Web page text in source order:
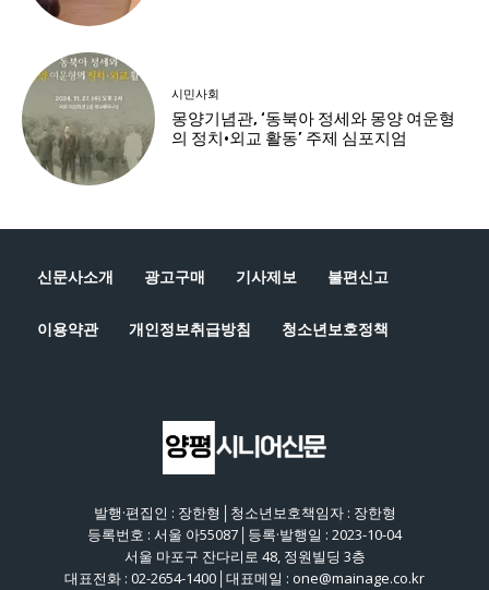
신문사소개 광고구매 기사제보 불편신고
이용약관 개인정보취급방침 청소년보호정책
발행·편집인 : 장한형│청소년보호책임자 : 장한형
등록번호 : 서울 아55087│등록·발행일 : 2023-10-04
서울 마포구 잔다리로 48, 정원빌딩 3층
대표전화 : 02-2654-1400│대표메일 : one@mainage.co.kr